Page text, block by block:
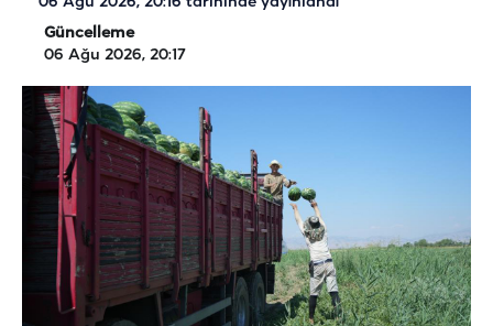
Güncelleme
06 Ağu 2026, 20:17